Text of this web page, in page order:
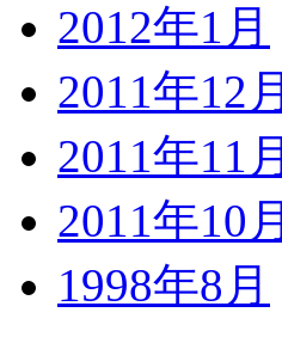
2012年1月
2011年12月
2011年11月
2011年10月
1998年8月